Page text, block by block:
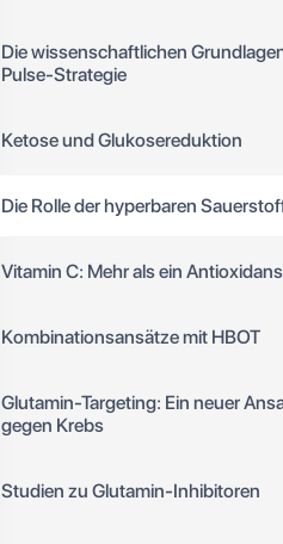
Die wissenschaftlichen
Pulse-Strategie
Ketose und Glukosereduktion
Die Rolle der hyperbaren
Vitamin C: Mehr als ein
Kombinationsansätze mit HBOT
Glutamin-Targeting: Ein neuer
gegen Krebs
Studien zu Glutamin-Inhibitoren